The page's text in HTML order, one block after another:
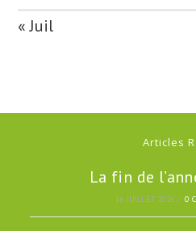
« Juil
Articles
La fin de
16 JUILLET 2026 / 0